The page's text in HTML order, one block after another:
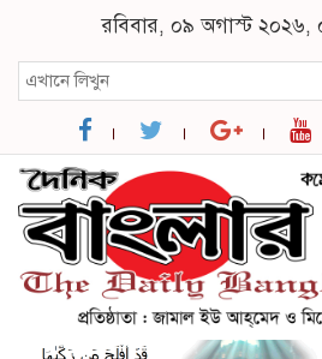
রবিবার, ০৯ অগাস্ট ২০২৬,